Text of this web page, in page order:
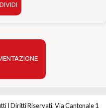
I Diritti Riservati. Via Cantonale 1